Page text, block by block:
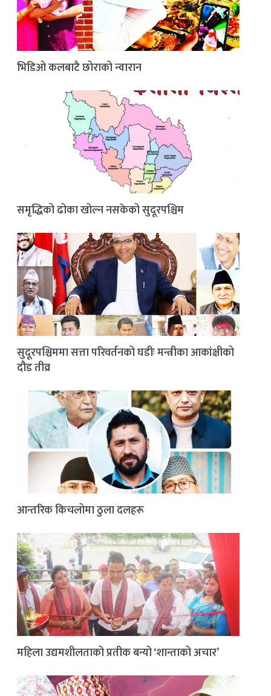
भिडिओ कलबाटै छोराको न्वारान
समृद्धिको ढोका खोल्न नसकेको सुदूरपश्चिम
सुदूरपश्चिममा सत्ता परिवर्तनको घडीः मन्त्रीका आकांक्षीको
दौड तीव्र
आन्तरिक किचलोमा ठुला दलहरू
महिला उद्यमशीलताको प्रतीक बन्यो ‘शान्ताको अचार’